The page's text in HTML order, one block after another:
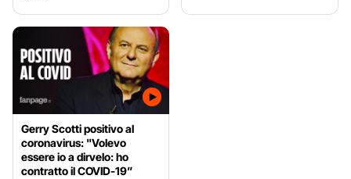
Gerry Scotti positivo al
coronavirus: "Volevo
essere io a dirvelo: ho
contratto il COVID-19”